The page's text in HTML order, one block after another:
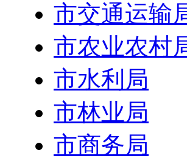
市交通运输
市农业农村
市水利局
市林业局
市商务局